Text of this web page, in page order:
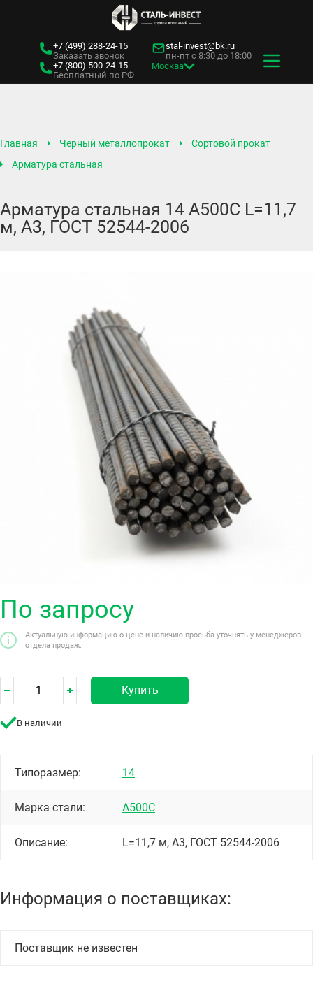
+7 (499) 288-24-15
Заказать звонок
+7 (800) 500-24-15
Бесплатный по РФ
stal-invest@bk.ru
пн-пт с 8:30 до 18:00
Москва
Главная Черный металлопрокат
Сортовой прокат
Арматура стальная
Арматура стальная 14 А500С L=11,7
м, А3, ГОСТ 52544-2006
По запросу
Актуальную информацию о цене и наличию просьба уточнять у менеджеров
отдела продаж.
Купить
В наличии
Типоразмер: 14
Марка стали: А500С
Описание: L=11,7 м, А3, ГОСТ 52544-2006
Информация о поставщиках:
Поставщик не известен